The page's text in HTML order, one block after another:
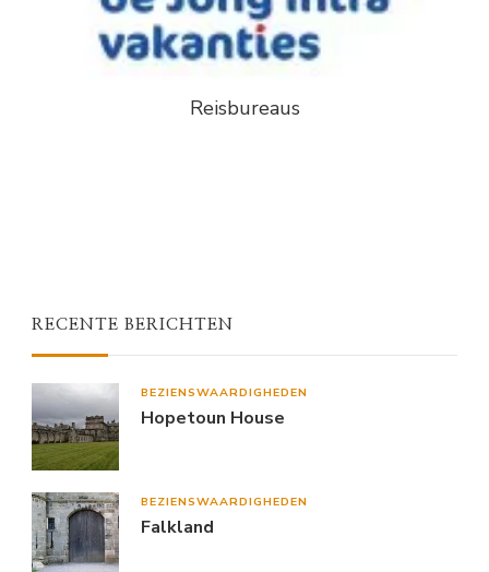
Reisbureaus
RECENTE BERICHTEN
BEZIENSWAARDIGHEDEN
Hopetoun House
BEZIENSWAARDIGHEDEN
Falkland